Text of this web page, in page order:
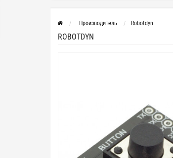
Производитель Robotdyn
ROBOTDYN